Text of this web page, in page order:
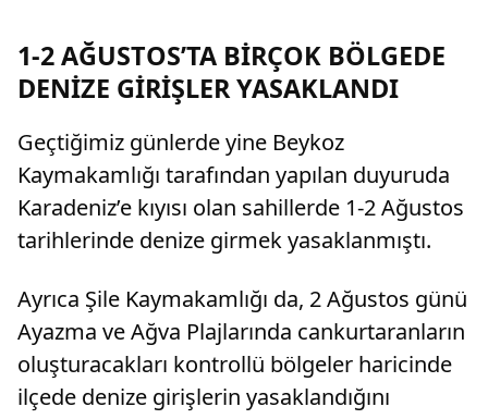
lira tazminat ödemesine karar verildi.
1-2 AĞUSTOS’TA BİRÇOK BÖLGEDE
DENİZE GİRİŞLER YASAKLANDI
Geçtiğimiz günlerde yine Beykoz
Kaymakamlığı tarafından yapılan duyuruda
Karadeniz’e kıyısı olan sahillerde 1-2 Ağustos
tarihlerinde denize girmek yasaklanmıştı.
Ayrıca Şile Kaymakamlığı da, 2 Ağustos günü
Ayazma ve Ağva Plajlarında cankurtaranların
oluşturacakları kontrollü bölgeler haricinde
ilçede denize girişlerin yasaklandığını